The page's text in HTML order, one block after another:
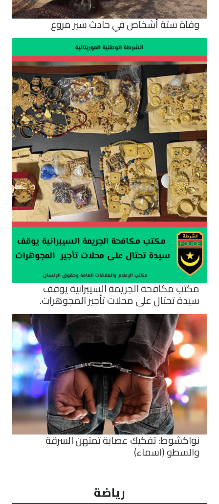
وفاة ستة أشخاص في حادث سير مروع
مكتب مكافحة الجريمة السيبرانية يوقف
سيدة تحتال على محلات تأجير المجوهرات.
نواكشوط: تفكيك عصابة تمتهن السرقة
والسطو (اسماء)
رياضة